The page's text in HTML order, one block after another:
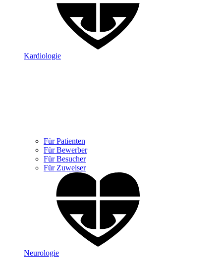
Kardiologie
Für Patienten
Für Bewerber
Für Besucher
Für Zuweiser
Neurologie